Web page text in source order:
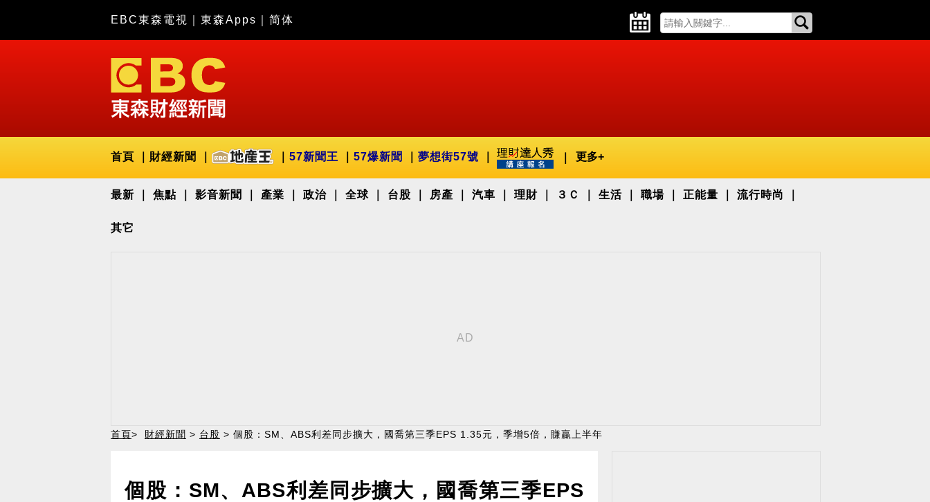
EBC東森電視 東森Apps 简体
首頁 財經新聞 57新聞王 57爆新聞 夢想街57號 更多+
最新 焦點 影音新聞 產業 政治 全球 台股 房產 汽車 理財 ３Ｃ 生活 職場 正能量 流行時尚
其它
首頁> 財經新聞 > 台股 > 個股：SM、ABS利差同步擴大，國喬第三季EPS 1.35元，季增5倍，賺贏上半年
個股：SM、ABS利差同步擴大，國喬第三季EPS